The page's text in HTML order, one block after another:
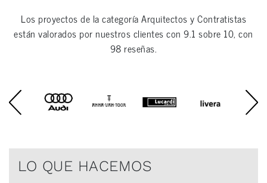
Los proyectos de la categoríaArquitectos y Contratistas
están valorados por nuestros clientes con9.1 sobre 10, con
98 reseñas.
LO QUE HACEMOS